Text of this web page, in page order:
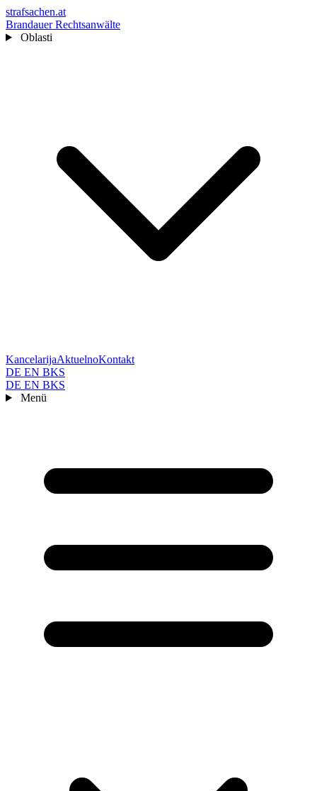
strafsachen.at
Brandauer Rechtsanwälte
Oblasti
KancelarijaAktuelnoKontakt
DE EN BKS
DE EN BKS
Menü